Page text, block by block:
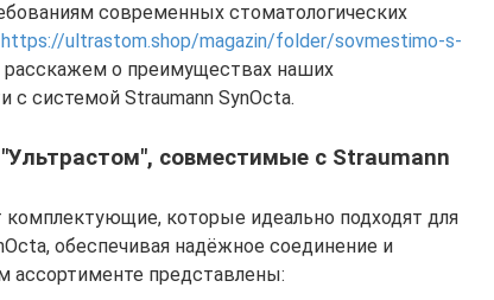
современных стоматологических
https://ultrastom.shop/magazin/folder/sovmestimo-s-
расскажем о преимуществах наших
системой Straumann SynOcta.
совместимые с Straumann
комплектующие, которые идеально подходят для
обеспечивая надёжное соединение и
ассортименте представлены: